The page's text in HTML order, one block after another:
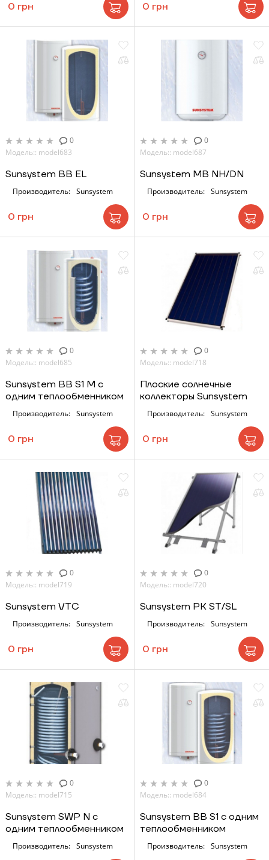
0 грн 0 грн
0
Модель:: model683
Sunsystem BB EL
Производитель: Sunsystem
0 грн
0
Модель:: model687
Sunsystem MB NH/DN
Производитель: Sunsystem
0 грн
0
Модель:: model685
Sunsystem BB S1 M с
одним теплообменником
Производитель: Sunsystem
0 грн
0
Модель:: model718
Плоские солнечные
коллекторы Sunsystem
Производитель: Sunsystem
0 грн
0
Модель:: model719
Sunsystem VTC
Производитель: Sunsystem
0 грн
0
Модель:: model720
Sunsystem PK ST/SL
Производитель: Sunsystem
0 грн
0
Модель:: model715
Sunsystem SWP N с
одним теплообменником
Производитель: Sunsystem
0
Модель:: model684
Sunsystem BB S1 с одним
теплообменником
Производитель: Sunsystem
Заказать
Обратный звонок
Отправить